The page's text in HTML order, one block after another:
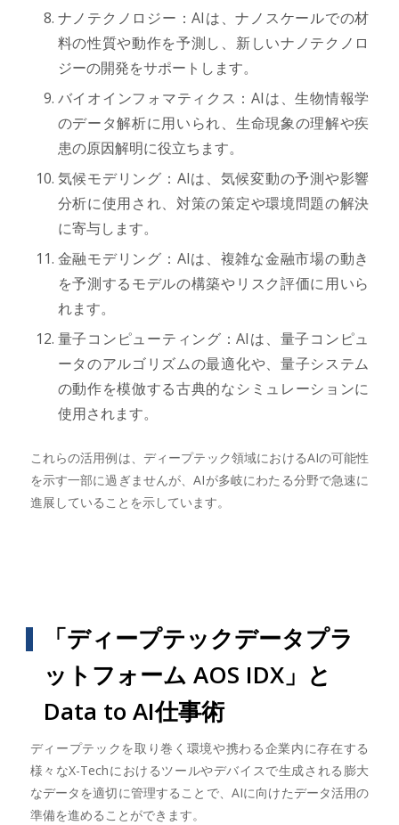
ナノテクノロジー：AIは、ナノスケールでの材
料の性質や動作を予測し、新しいナノテクノロ
ジーの開発をサポートします。
バイオインフォマティクス：AIは、生物情報学
のデータ解析に用いられ、生命現象の理解や疾
患の原因解明に役立ちます。
気候モデリング：AIは、気候変動の予測や影響
分析に使用され、対策の策定や環境問題の解決
に寄与します。
金融モデリング：AIは、複雑な金融市場の動き
を予測するモデルの構築やリスク評価に用いら
れます。
量子コンピューティング：AIは、量子コンピュ
ータのアルゴリズムの最適化や、量子システム
の動作を模倣する古典的なシミュレーションに
使用されます。
これらの活用例は、ディープテック領域におけるAIの可能性
を示す一部に過ぎませんが、AIが多岐にわたる分野で急速に
進展していることを示しています。
「ディープテックデータプラ
ットフォーム AOS IDX」と
Data to AI仕事術
ディープテックを取り巻く環境や携わる企業内に存在する
様々なX-Techにおけるツールやデバイスで生成される膨大
なデータを適切に管理することで、AIに向けたデータ活用の
準備を進めることができます。